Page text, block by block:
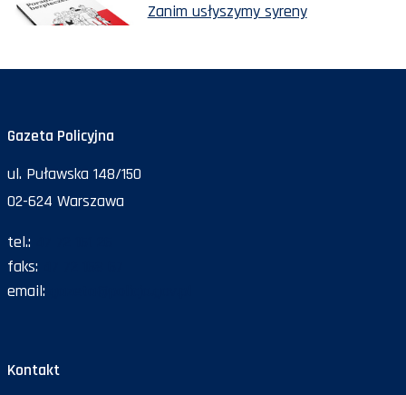
Zanim usłyszymy syreny
Gazeta Policyjna
ul. Puławska 148/150
02-624 Warszawa
tel.:
faks:
email:
Kontakt